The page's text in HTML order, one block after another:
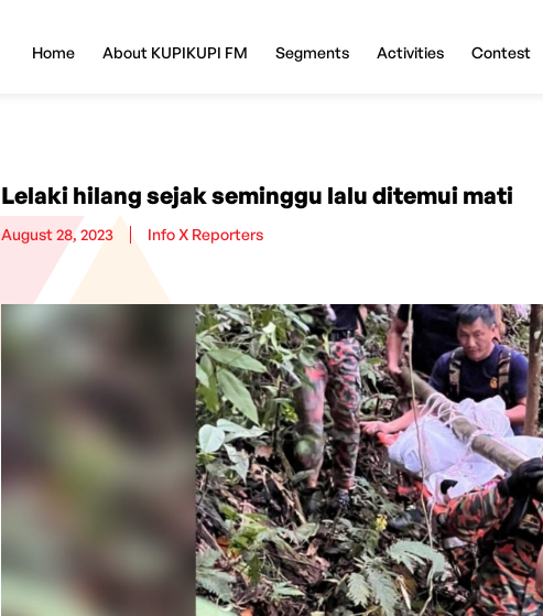
Home About KUPIKUPI FM Segments Activities Contest
Lelaki hilang sejak seminggu lalu ditemui mati
August 28, 2023 Info X Reporters